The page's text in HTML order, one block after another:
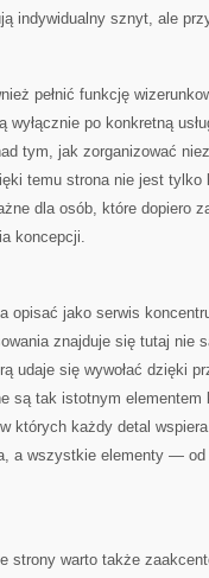
indywidualny sznyt, ale
pełnić funkcję
wyłącznie po konkretną
tym, jak zorganizować
temu strona nie jest tylko
dla osób, które dopiero
koncepcji.
opisać jako serwis
znajduje się tutaj nie
udaje się wywołać dzięki
są tak istotnym
których każdy detal
a wszystkie elementy —
strony warto także